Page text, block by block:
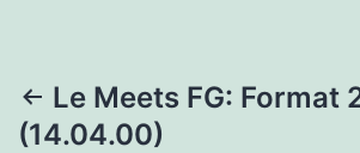
Le Meets FG: Format
(14.04.00)